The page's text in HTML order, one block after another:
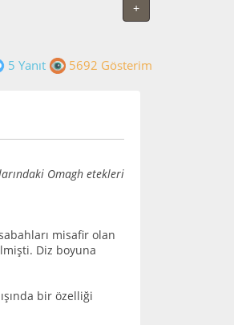
+
5 Yanıt 5692 Gösterim
Omagh etekleri
misafir olan
Diz boyuna
bir özelliği